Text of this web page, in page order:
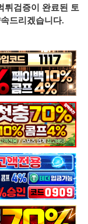
튀 검증이
완료된 토
드리겠습니다.